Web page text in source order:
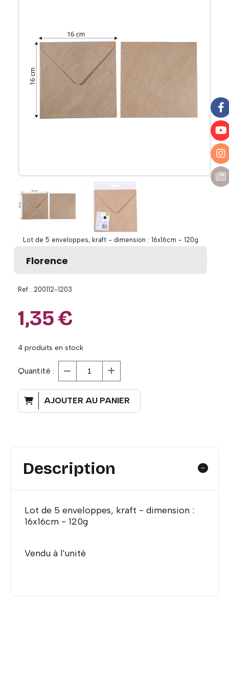
Lot de 5 enveloppes, kraft - dimension : 16x16cm - 120g
Florence
Ref : 200112-1203
1,35€
4 produits en stock
Quantité :
AJOUTER AU PANIER
Description
Lot de 5 enveloppes, kraft - dimension :
16x16cm - 120g
Vendu à l'unité